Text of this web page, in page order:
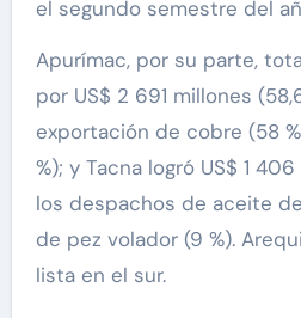
el segundo semestre del
Apurímac, por su parte,
por US$ 2 691 millones
exportación de cobre (58
%); y Tacna logró US$ 1
los despachos de aceite
de pez volador (9 %).
lista en el sur.